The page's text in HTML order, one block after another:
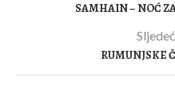
SAMHAIN – NOĆ
RUMUNJSKE